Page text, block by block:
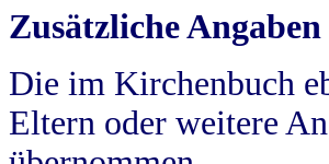
Zusätzliche
Die im Kirchenbuch
Eltern oder weitere